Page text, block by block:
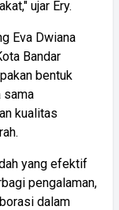
ujar Ery.
Eva Dwiana
Bandar
bentuk
sama
kualitas
yang efektif
pengalaman,
dalam